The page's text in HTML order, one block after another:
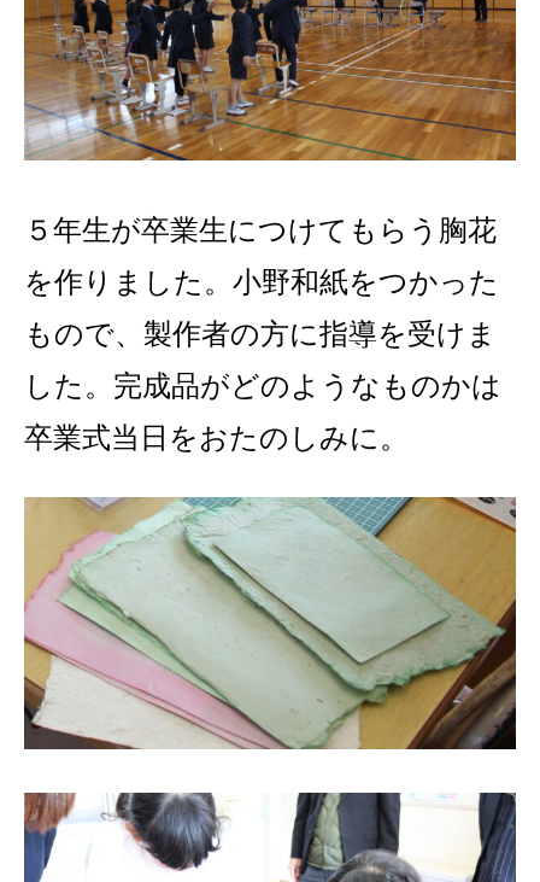
５年生が卒業生につけてもらう胸花
を作りました。小野和紙をつかった
もので、製作者の方に指導を受けま
した。完成品がどのようなものかは
卒業式当日をおたのしみに。